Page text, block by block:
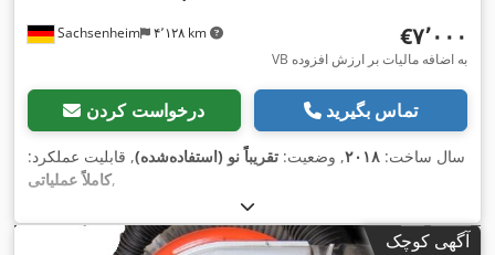
Sachsenheim ۴٬۱۲۸ km ‎€۷٬۰۰۰
VB به اضافه مالیات بر ارزش افزوده
درخواست کردن تماس بگیرید
سال ساخت: ۲۰۱۸, وضعیت: تقریباً نو (استفاده‌شده), قابلیت عملکرد:
کاملاً عملیاتی,
آگهی کوچک